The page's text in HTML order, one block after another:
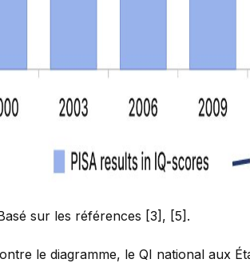
sur les références [3], [5].
le diagramme, le QI national aux